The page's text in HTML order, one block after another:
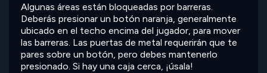
Algunas áreas están bloqueadas por barreras.
Deberás presionar un botón naranja, generalmente
ubicado en el techo encima del jugador, para mover
las barreras. Las puertas de metal requerirán que te
pares sobre un botón, pero debes mantenerlo
presionado. Si hay una caja cerca, ¡úsala!